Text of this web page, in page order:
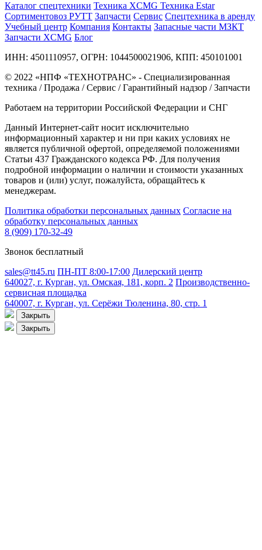
Каталог спецтехники Техника XCMG Техника Estar
Сортиментовоз РУТТ Запчасти Сервис Спецтехника в аренду
Учебный центр Компания Контакты Запасные части МЗКТ
Запчасти XCMG Блог
ИНН: 4501110957, ОГРН: 1044500021906, КПП: 450101001
© 2022 «НПФ «ТЕХНОТРАНС» - Специализированная
техника / Продажа / Сервис / Гарантийный надзор / Запчасти
Работаем на территории Российской Федерации и СНГ
Данный Интернет-сайт носит исключительно
информационный характер и ни при каких условиях не
является публичной офертой, определяемой положениями
Статьи 437 Гражданского кодекса РФ. Для получения
подробной информации о наличии и стоимости указанных
товаров и (или) услуг, пожалуйста, обращайтесь к
менеджерам.
Политика обработки персональных данных Согласие на
обработку персональных данных
8 (909) 170-32-49
Звонок бесплатный
sales@tt45.ru ПН-ПТ 8:00-17:00 Дилерский центр
640027, г. Курган, ул. Омская, 181, корп. 2 Производственно-
сервисная площадка
640007, г. Курган, ул. Серёжи Тюленина, 80, стр. 1
Закрыть
Закрыть